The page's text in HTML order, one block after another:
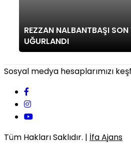
REZZAN NALBANTBAŞI
UĞURLANDI
Sosyal medya hesaplarımızı
Tüm Hakları Saklıdır. | İfa Ajans